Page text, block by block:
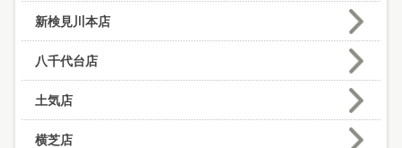
新検見川本店
八千代台店
土気店
横芝店